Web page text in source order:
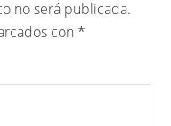
no será publicada.
con *